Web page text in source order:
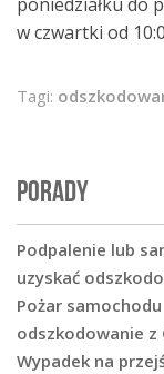
w czwartki od
Tagi:
PORADY
Podpalenie lub
uzyskać
Pożar
odszkodowanie z
Wypadek na